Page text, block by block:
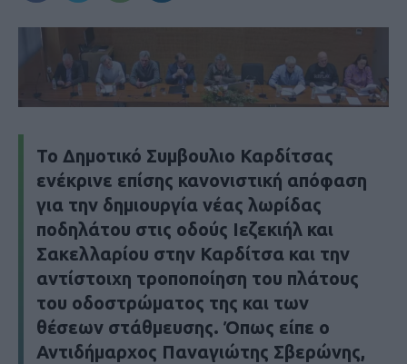
Το Δημοτικό Συμβουλιο Καρδίτσας
ενέκρινε επίσης κανονιστική απόφαση
για την δημιουργία νέας λωρίδας
ποδηλάτου στις οδούς Ιεζεκιήλ και
Σακελλαρίου στην Καρδίτσα και την
αντίστοιχη τροποποίηση του πλάτους
του οδοστρώματος της και των
θέσεων στάθμευσης. Όπως είπε ο
Αντιδήμαρχος Παναγιώτης Σβερώνης,